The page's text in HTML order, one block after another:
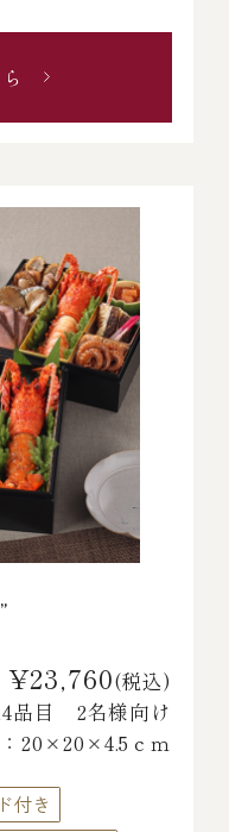
¥23,760(税込)
品目 2名様向け
20×20×4.5ｃｍ
付き